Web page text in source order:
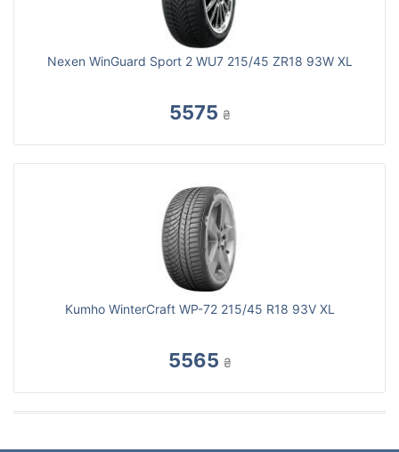
Nexen WinGuard Sport 2 WU7 215/45 ZR18 93W XL
5575 ₴
Kumho WinterCraft WP-72 215/45 R18 93V XL
5565 ₴